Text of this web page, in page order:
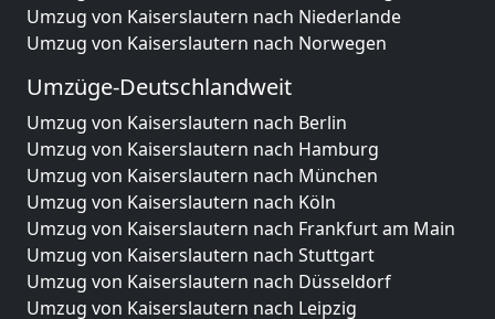
Umzug von Kaiserslautern nach Niederlande
Umzug von Kaiserslautern nach Norwegen
Umzüge-Deutschlandweit
Umzug von Kaiserslautern nach Berlin
Umzug von Kaiserslautern nach Hamburg
Umzug von Kaiserslautern nach München
Umzug von Kaiserslautern nach Köln
Umzug von Kaiserslautern nach Frankfurt am Main
Umzug von Kaiserslautern nach Stuttgart
Umzug von Kaiserslautern nach Düsseldorf
Umzug von Kaiserslautern nach Leipzig